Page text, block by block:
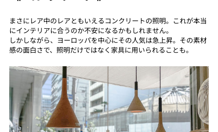
まさにレア中のレアともいえるコンクリートの照明。これが本当
にインテリアに合うのか不安になるかもしれません。
しかしながら、ヨーロッパを中心にその人気は急上昇。その素材
感の面白さで、照明だけではなく家具に用いられることも。